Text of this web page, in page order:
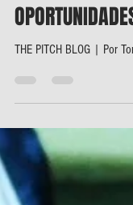
LA NOCHE DE